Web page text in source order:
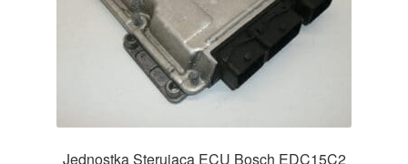
Jednostka Sterująca ECU Bosch EDC15C2